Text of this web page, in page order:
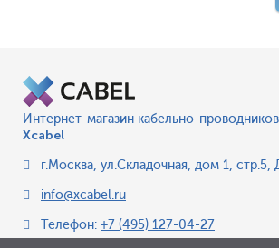
Интернет-магазин кабельно-
Xcabel
г.Москва, ул.Складочная, дом 1, стр.5,
info@xcabel.ru
Телефон: +7 (495) 127-04-27